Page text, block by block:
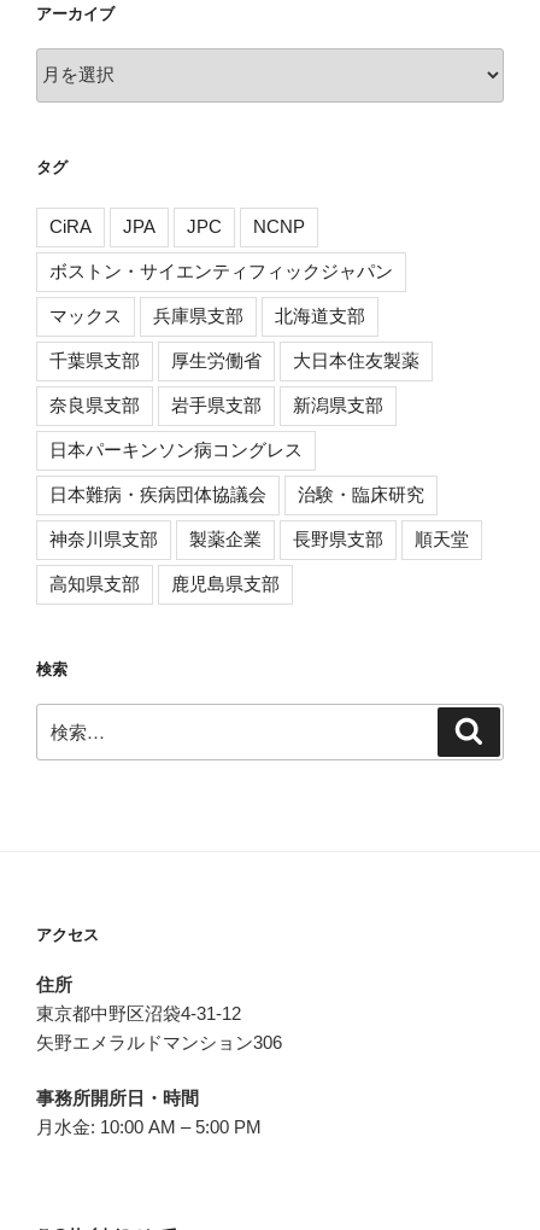
アーカイブ
ー
ブ
タグ
CiRA JPA JPC NCNP
ボストン・サイエンティフィックジャパン
マックス 兵庫県支部 北海道支部
千葉県支部 厚生労働省 大日本住友製薬
奈良県支部 岩手県支部 新潟県支部
日本パーキンソン病コングレス
日本難病・疾病団体協議会 治験・臨床研究
神奈川県支部 製薬企業 長野県支部 順天堂
高知県支部 鹿児島県支部
検索
索:
アクセス
住所
東京都中野区沼袋4-31-12
矢野エメラルドマンション306
事務所開所日・時間
月水金: 10:00 AM – 5:00 PM